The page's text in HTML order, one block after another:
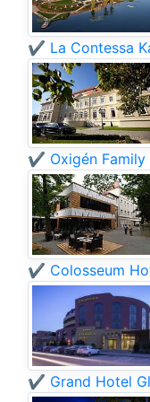
✔️ La Contessa
✔️ Oxigén
✔️ Colosseum
✔️ Grand Hotel